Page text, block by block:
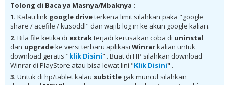
Souma: Shin no Sara BD Batch Subtitle Indonesia google drive,
Shokugeki no Souma: Shin no Sara BD Batch Subtitle Indonesia batch
subtitle indonesia, Shokugeki no Souma: Shin no Sara BD Batch
Subtitle Indonesia batch mp4, Shokugeki no Souma: Shin no Sara BD
Batch Subtitle Indonesia bd, Shokugeki no Souma: Shin no Sara BD
Batch Subtitle Indonesia kurogaze, Shokugeki no Souma: Shin no
Sara BD Batch Subtitle Indonesia anibatch, Shokugeki no Souma: Shin
no Sara BD Batch Subtitle Indonesia animeindo, Shokugeki no Souma:
Shin no Sara BD Batch Subtitle Indonesia samehadaku , donwload
anime Shokugeki no Souma: Shin no Sara BD Batch Subtitle Indonesia
batch , donwload Shokugeki no Souma: Shin no Sara BD Batch Subtitle
Tolong di Baca ya Masnya/Mbaknya :
1. Kalau link google driveterkena limit silahkan paka "google
share / acefile / kusoddl" dan wajib log in ke akun google kalian.
2. Bila file ketika di extrakterjadi kerusakan coba di uninstal
dan upgradeke versi terbaru aplikasi Winrarkalian untuk
download geratis "klik Disini" . Buat di HP silahkan download
Winrar di PlayStore atau bisa lewat lini "Klik Disini" .
3. Untuk di hp/tablet kalau subtitle gak muncul silahkan